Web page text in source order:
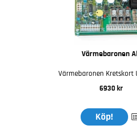
Värmebaronen
Värmebaronen Kretskort
6930 kr
Köp!